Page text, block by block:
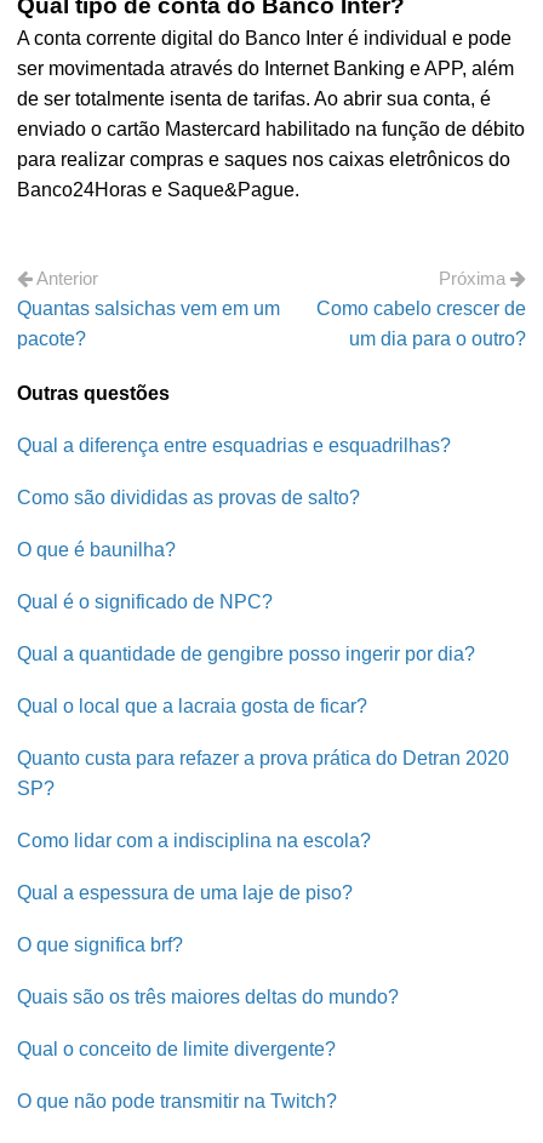
Qual tipo de conta do Banco Inter?
A conta corrente digital do Banco Inter é individual e pode
ser movimentada através do Internet Banking e APP, além
de ser totalmente isenta de tarifas. Ao abrir sua conta, é
enviado o cartão Mastercard habilitado na função de débito
para realizar compras e saques nos caixas eletrônicos do
Banco24Horas e Saque&Pague.
Anterior
Quantas salsichas vem em um
pacote?
Próxima
Como cabelo crescer de
um dia para o outro?
Outras questões
Qual a diferença entre esquadrias e esquadrilhas?
Como são divididas as provas de salto?
O que é baunilha?
Qual é o significado de NPC?
Qual a quantidade de gengibre posso ingerir por dia?
Qual o local que a lacraia gosta de ficar?
Quanto custa para refazer a prova prática do Detran 2020
SP?
Como lidar com a indisciplina na escola?
Qual a espessura de uma laje de piso?
O que significa brf?
Quais são os três maiores deltas do mundo?
Qual o conceito de limite divergente?
O que não pode transmitir na Twitch?